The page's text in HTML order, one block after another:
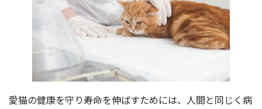
愛猫の健康を守り寿命を伸ばすためには、人間と同じく病